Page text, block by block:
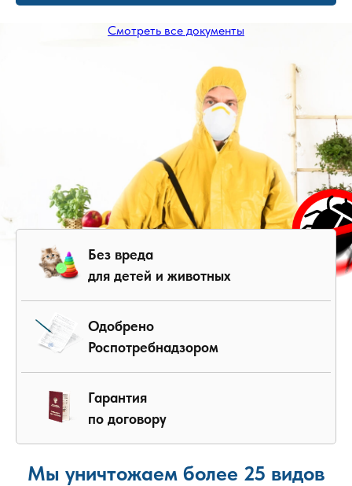
Смотреть все документы
Без вреда
для детей и животных
Одобрено
Роспотребнадзором
Гарантия
по договору
Мы уничтожаем более 25 видов